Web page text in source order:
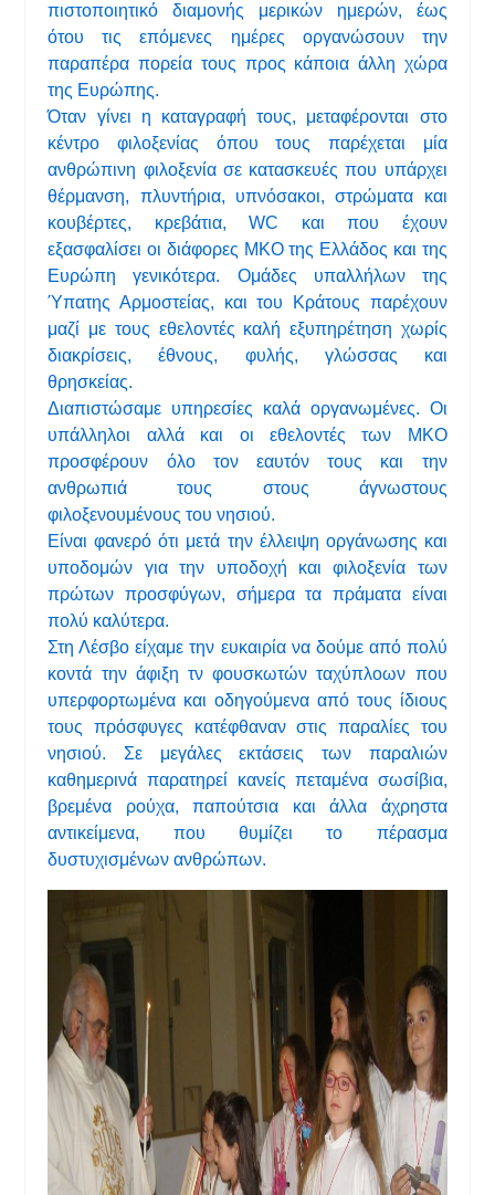
πιστοποιητικό διαμονής μερικών ημερών, έως
ότου τις επόμενες ημέρες οργανώσουν την
παραπέρα πορεία τους προς κάποια άλλη χώρα
της Ευρώπης.
Όταν γίνει η καταγραφή τους, μεταφέρονται στο
κέντρο φιλοξενίας όπου τους παρέχεται μία
ανθρώπινη φιλοξενία σε κατασκευές που υπάρχει
θέρμανση, πλυντήρια, υπνόσακοι, στρώματα και
κουβέρτες, κρεβάτια, WC και που έχουν
εξασφαλίσει οι διάφορες ΜΚΟ της Ελλάδος και της
Ευρώπη γενικότερα. Ομάδες υπαλλήλων της
Ύπατης Αρμοστείας, και του Κράτους παρέχουν
μαζί με τους εθελοντές καλή εξυπηρέτηση χωρίς
διακρίσεις, έθνους, φυλής, γλώσσας και
θρησκείας.
Διαπιστώσαμε υπηρεσίες καλά οργανωμένες. Οι
υπάλληλοι αλλά και οι εθελοντές των ΜΚΟ
προσφέρουν όλο τον εαυτόν τους και την
ανθρωπιά τους στους άγνωστους
φιλοξενουμένους του νησιού.
Είναι φανερό ότι μετά την έλλειψη οργάνωσης και
υποδομών για την υποδοχή και φιλοξενία των
πρώτων προσφύγων, σήμερα τα πράματα είναι
πολύ καλύτερα.
Στη Λέσβο είχαμε την ευκαιρία να δούμε από πολύ
κοντά την άφιξη τν φουσκωτών ταχύπλοων που
υπερφορτωμένα και οδηγούμενα από τους ίδιους
τους πρόσφυγες κατέφθαναν στις παραλίες του
νησιού. Σε μεγάλες εκτάσεις των παραλιών
καθημερινά παρατηρεί κανείς πεταμένα σωσίβια,
βρεμένα ρούχα, παπούτσια και άλλα άχρηστα
αντικείμενα, που θυμίζει το πέρασμα
δυστυχισμένων ανθρώπων.